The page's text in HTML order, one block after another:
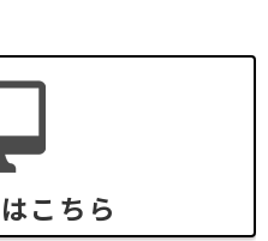
こちら